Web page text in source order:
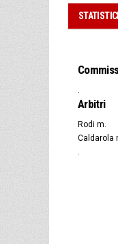
.
Arbitri
Rodi m.
Caldarola
.